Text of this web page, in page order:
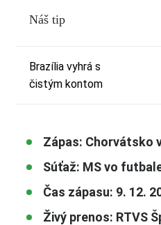
Náš tip
Brazília vyhrá s
čistým kontom
Zápas: Chorvátsko
Súťaž: MS vo
Čas zápasu: 9. 12.
Živý prenos: RTVS